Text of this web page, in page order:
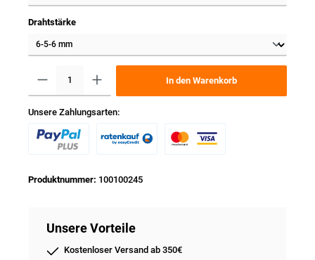
Drahtstärke
In den Warenkorb
Unsere Zahlungsarten:
Produktnummer: 100100245
Unsere Vorteile
Kostenloser Versand ab 350€